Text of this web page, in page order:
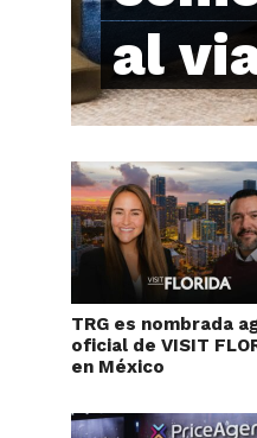
al
TRG es nombrada
oficial de VISIT
en México